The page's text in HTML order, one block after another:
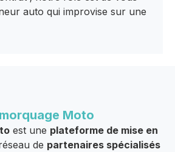
auto qui improvise sur une
Moto
est une plateforme de mise en
de partenaires spécialisés